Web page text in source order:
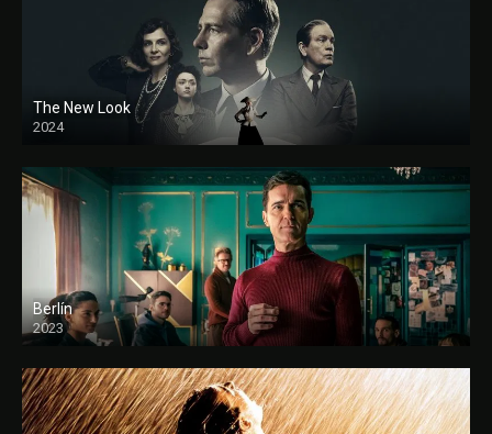
The New Look
2024
Berlín
2023